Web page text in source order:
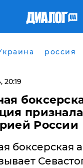
россия
20:19
России
боксерская